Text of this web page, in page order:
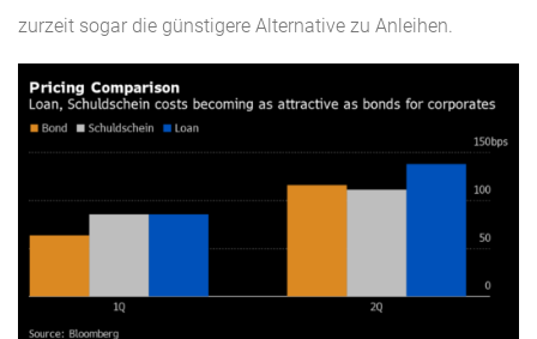
zurzeit sogar die günstigere Alternative zu Anleihen.